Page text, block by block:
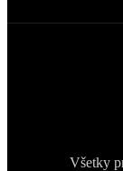
Všetky